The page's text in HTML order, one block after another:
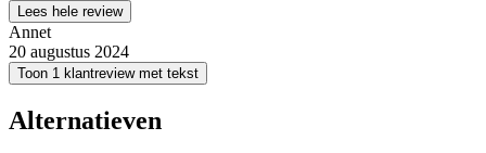
Lees hele review
Annet
20 augustus 2024
Toon 1 klantreview met tekst
Alternatieven